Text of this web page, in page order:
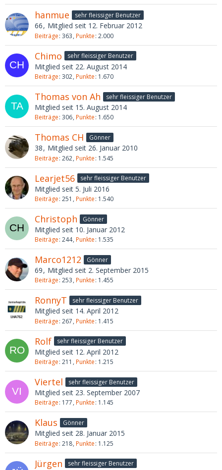
hanmue sehr fleissiger Benutzer
66 Mitglied seit 12. Februar 2012
Beiträge 363 Punkte 2.000
Chimo sehr fleissiger Benutzer
Mitglied seit 22. August 2014
Beiträge 302 Punkte 1.670
Thomas von Ah sehr fleissiger Benutzer
Mitglied seit 15. August 2014
Beiträge 306 Punkte 1.650
Thomas CH Gönner
38 Mitglied seit 26. Januar 2010
Beiträge 262 Punkte 1.545
Learjet56 sehr fleissiger Benutzer
Mitglied seit 5. Juli 2016
Beiträge 251 Punkte 1.540
Christoph Gönner
Mitglied seit 10. Januar 2012
Beiträge 244 Punkte 1.535
Marco1212 Gönner
69 Mitglied seit 2. September 2015
Beiträge 253 Punkte 1.455
RonnyT sehr fleissiger Benutzer
Mitglied seit 14. April 2012
Beiträge 267 Punkte 1.415
Rolf sehr fleissiger Benutzer
Mitglied seit 12. April 2012
Beiträge 211 Punkte 1.215
Viertel sehr fleissiger Benutzer
Mitglied seit 23. September 2007
Beiträge 177 Punkte 1.145
Klaus Gönner
Mitglied seit 28. Januar 2015
Beiträge 218 Punkte 1.125
Jürgen sehr fleissiger Benutzer